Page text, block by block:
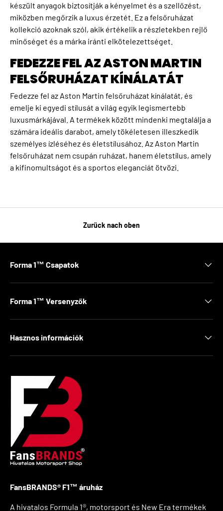
készült anyagok biztosítják a kényelmet és a szellőzést,
miközben megőrzik a luxus érzetét. Ez a felsőruházat
kollekció azoknak szól, akik értékelik a részletekben rejlő
minőséget és a márka iránti elkötelezettséget.
FEDEZZE FEL AZ ASTON MARTIN
FELSŐRUHÁZAT KÍNÁLATÁT
Fedezze fel az Aston Martin felsőruházat kínálatát, és
emelje ki egyedi stílusát a világ egyik legismertebb
luxusmárkájával. A termékek között mindenki megtalálja a
számára ideális darabot, amely tökéletesen illeszkedik
személyes ízléséhez és életstílusához. Az Aston Martin
felsőruházat nem csupán ruházat, hanem életstílus, amely
a kifinomultságot és a sportos eleganciát ötvözi.
Zurück nach oben
Forma 1™ Csapatok
Forma 1™ Versenyzők
Hasznos információk
FansBRANDS® F1™ áruház
A hivatalos Formula 1®, motorsport és New Era termékek